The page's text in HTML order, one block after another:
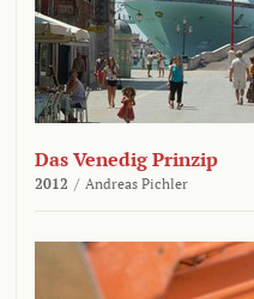
Das Venedig Prinzip
2012 / Andreas Pichler